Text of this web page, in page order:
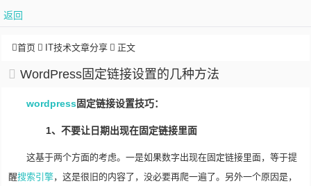
返回
首页 IT技术文章分享 正文
WordPress固定链接设置的几种方法
wordpress固定链接设置技巧：
1、不要让日期出现在固定链接里面
这基于两个方面的考虑。一是如果数字出现在固定链接里面，等于提
醒搜索引擎，这是很旧的内容了，没必要再爬一遍了。另外一个原因是，